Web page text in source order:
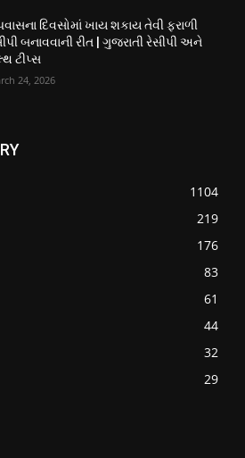
દિવસોમાં ખાય શકાય તેવી ફરાળી
બનાવવાની રીત | ગુજરાતી રેસીપી અને
ટીપ્સ
24, 2026
1104
219
176
83
61
44
32
29